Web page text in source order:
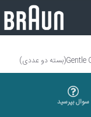
سوال بپرسید